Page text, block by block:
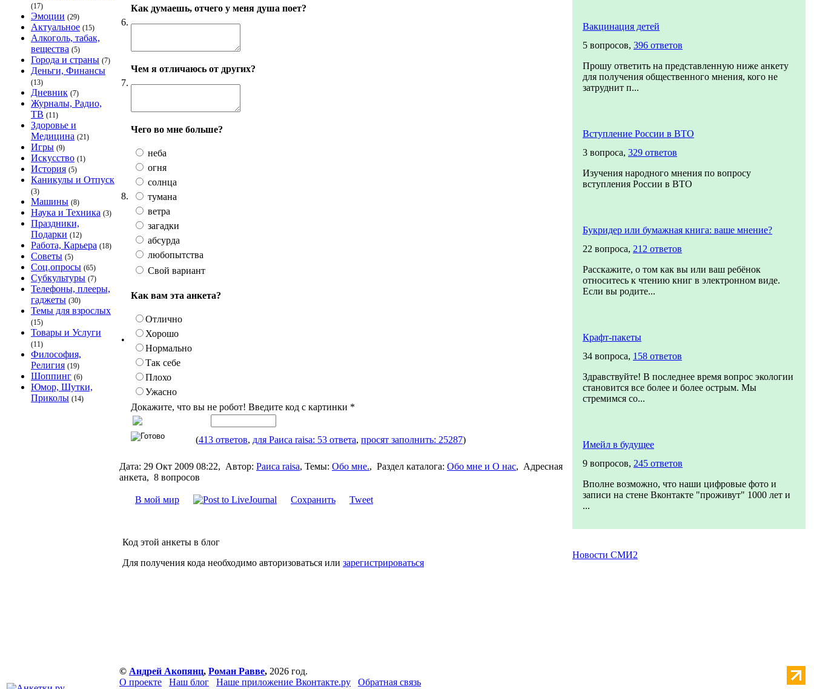
(17)
Эмоции (29)
Актуальное (15)
Алкоголь, табак,
вещества (5)
Города и страны (7)
Деньги, Финансы
(13)
Дневник (7)
Журналы, Радио,
ТВ (11)
Здоровье и
Медицина (21)
Игры (9)
Искусство (1)
История (5)
Каникулы и Отпуск
(3)
Машины (8)
Наука и Техника (3)
Праздники,
Подарки (12)
Работа, Карьера (18)
Советы (5)
Соц.опросы (65)
Субкультуры (7)
Телефоны, плееры,
гаджеты (30)
Темы для взрослых
(15)
Товары и Услуги
(11)
Философия,
Религия (19)
Шоппинг (6)
Юмор, Шутки,
Приколы (14)
6.
Как думаешь, отчего у меня душа поет?
7.
Чем я отличаюсь от других?
8.
Чего во мне больше?
неба
огня
солнца
тумана
ветра
загадки
абсурда
любопытства
Свой вариант
•
Как вам эта анкета?
Отлично
Хорошо
Нормально
Так себе
Плохо
Ужасно
Докажите, что вы не робот! Введите код с картинки *
(413 ответов, для Раиса raisa: 53 ответа, просят заполнить: 25287)
Дата: 29 Окт 2009 08:22, Автор: Раиса raisa, Темы: Обо мне., Раздел каталога: Обо мне и О нас, Адресная
анкета, 8 вопросов
В мой мир Сохранить Tweet
Код этой анкеты в блог
Для получения кода необходимо авторизоваться или зарегистрироваться
Вакцинация детей
5 вопросов, 396 ответов
Прошу ответить на представленную ниже анкету
для получения общественного мнения, кого не
затруднит п...
Вступление России в ВТО
3 вопроса, 329 ответов
Изучения народного мнения по вопросу
вступления России в ВТО
Букридер или бумажная книга: ваше мнение?
22 вопроса, 212 ответов
Расскажите, о том как вы или ваш ребёнок
относитесь к чтению книг в электронном виде.
Если вы родите...
Крафт-пакеты
34 вопроса, 158 ответов
Здравствуйте! В последнее время вопрос экологии
становится все более и более острым. Мы
стремимся со...
Имейл в будущее
9 вопросов, 245 ответов
Вполне возможно, что наши цифровые фото и
записи на стене Вконтакте "проживут" 1000 лет и
...
Новости СМИ2
© Андрей Акопянц, Роман Равве, 2026 год.
О проекте
Наш блог Наше приложение Вконтакте.ру Обратная связь